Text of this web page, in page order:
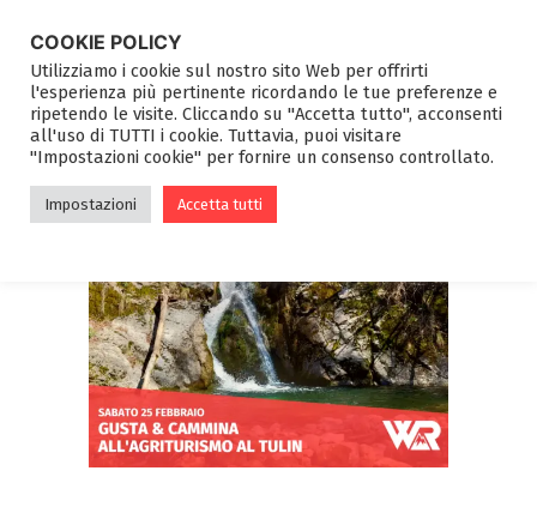
COOKIE POLICY
Utilizziamo i cookie sul nostro sito Web per offrirti
l'esperienza più pertinente ricordando le tue preferenze e
ripetendo le visite. Cliccando su "Accetta tutto", acconsenti
all'uso di TUTTI i cookie. Tuttavia, puoi visitare
"Impostazioni cookie" per fornire un consenso controllato.
Impostazioni Accetta tutti